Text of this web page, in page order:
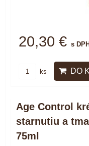
20,30 € s DPH
ks DO
Age Control
starnutiu a
75ml